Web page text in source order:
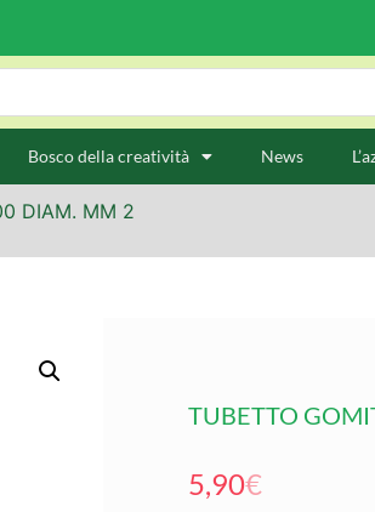
Bosco della creatività News
DIAM. MM 2
TUBETTO
5,90€